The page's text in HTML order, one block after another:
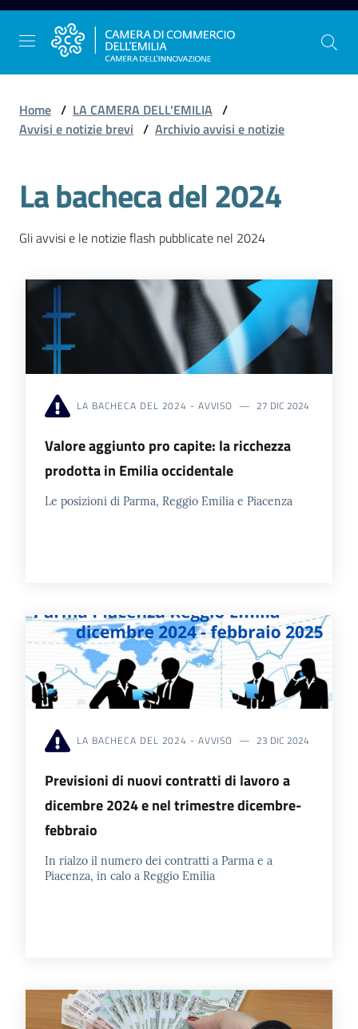
Vai al contenuto
Vai alla navigazione
Vai al footer
Camera
dell'Emilia
l'impresa
Promuovere
l'Impresa
L'impresa
in
digitale
Prenotazioni
on line
Pagamenti
Registrati
Home / LA CAMERA DELL'EMILIA /
Avvisi e notizie brevi / Archivio avvisi e notizie
La bacheca del 2024
Gli avvisi e le notizie flash pubblicate nel 2024
LA BACHECA DEL 2024 - AVVISO 27 DIC 2024
Valore aggiunto pro capite: la ricchezza
prodotta in Emilia occidentale
Le posizioni di Parma, Reggio Emilia e Piacenza
LA BACHECA DEL 2024 - AVVISO 23 DIC 2024
Previsioni di nuovi contratti di lavoro a
dicembre 2024 e nel trimestre dicembre-
febbraio
In rialzo il numero dei contratti a Parma e a
Piacenza, in calo a Reggio Emilia